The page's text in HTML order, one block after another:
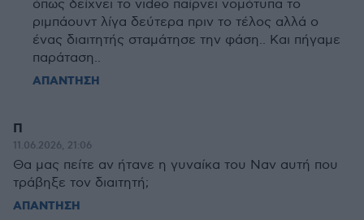
όπως δείχνει το video παίρνει νομότυπα το
ριμπάουντ λίγα δεύτερα πριν το τέλος αλλά ο
ένας διαιτητής σταμάτησε την φάση.. Και πήγαμε
παράταση..
ΑΠΑΝΤΗΣΗ
Π
11.06.2026, 21:06
Θα μας πείτε αν ήτανε η γυναίκα του Ναν αυτή που
τράβηξε τον διαιτητή;
ΑΠΑΝΤΗΣΗ